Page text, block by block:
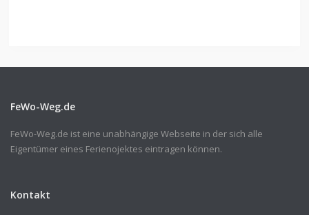
FeWo-Weg.de
FeWo-Weg.de ist eine unabhängige Webseite in der sich alle
Eigentümer eines Ferienojektes eintragen können.
Kontakt